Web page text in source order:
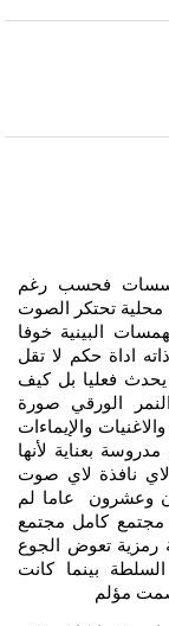
فحسب رغم
محلية تحتكر الصوت
البينية خوفا
اداة حكم لا تقل
يحدث فعليا بل كيف
الورقي صورة
والإيماءات
بعناية لأنها
نافذة لاي صوت
وعشرون عاما لم
مجتمع كامل مجتمع
رمزية تعوض الجوع
بينما كانت
مؤلم